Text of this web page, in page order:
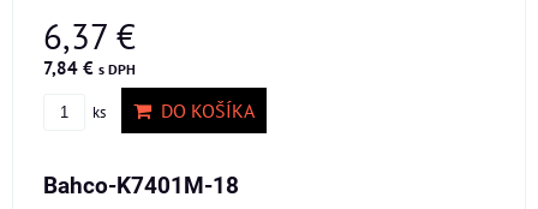
6,37 €
7,84 € s DPH
ks DO KOŠÍKA
Bahco-K7401M-18